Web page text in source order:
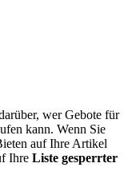
wer Gebote für
kann. Wenn Sie
auf Ihre Artikel
Ihre Liste gesperrter